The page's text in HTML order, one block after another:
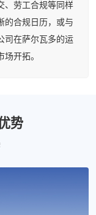
、劳工合规等同样
的合规日历，或与
司在萨尔瓦多的运
开拓。
势